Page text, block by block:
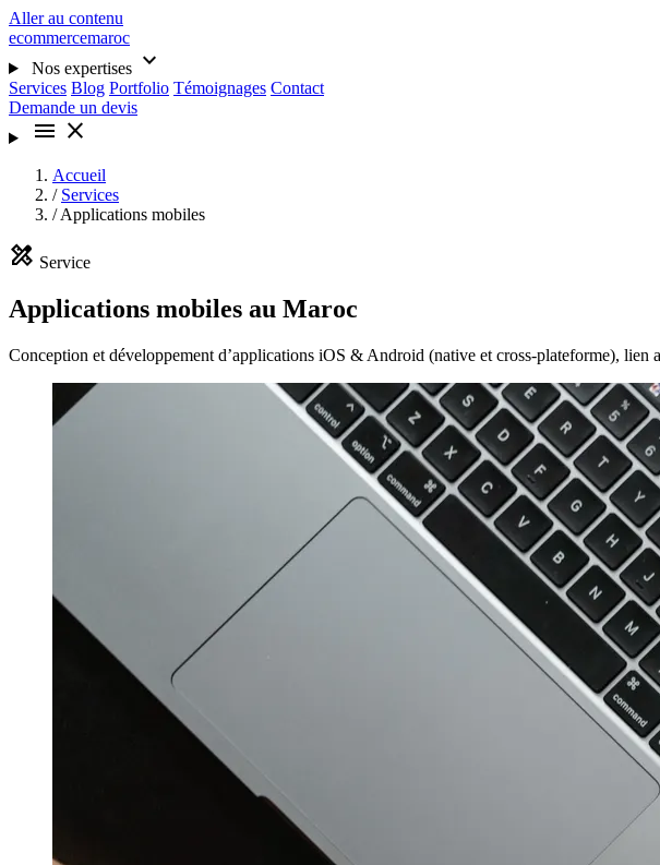
Aller au contenu
ecommercemaroc
Nos expertises expand_more
Services Blog Portfolio Témoignages Contact
Demande un devis
menu close
Accueil
/ Services
/ Applications mobiles
design_services Service
Applications mobiles au Maroc
Conception et développement d’applications iOS & Android (native et cross-plateforme), lien